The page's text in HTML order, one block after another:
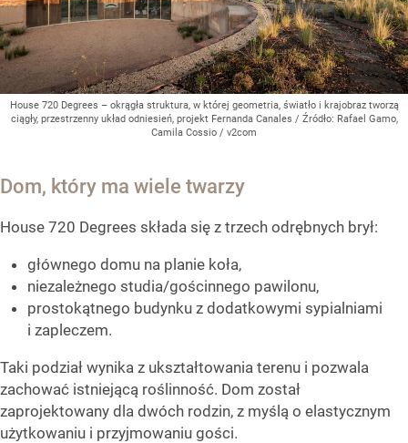
House 720 Degrees – okrągła struktura, w której geometria, światło i krajobraz tworzą
ciągły, przestrzenny układ odniesień, projekt Fernanda Canales / Źródło: Rafael Gamo,
Camila Cossio / v2com
Dom, który ma wiele twarzy
House 720 Degrees składa się z trzech odrębnych brył:
głównego domu na planie koła,
niezależnego studia/gościnnego pawilonu,
prostokątnego budynku z dodatkowymi sypialniami
i zapleczem.
Taki podział wynika z ukształtowania terenu i pozwala
zachować istniejącą roślinność. Dom został
zaprojektowany dla dwóch rodzin, z myślą o elastycznym
użytkowaniu i przyjmowaniu gości.